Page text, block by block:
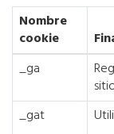
Nombre
cookie
_ga
_gat